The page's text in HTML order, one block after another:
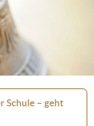
Schule – geht